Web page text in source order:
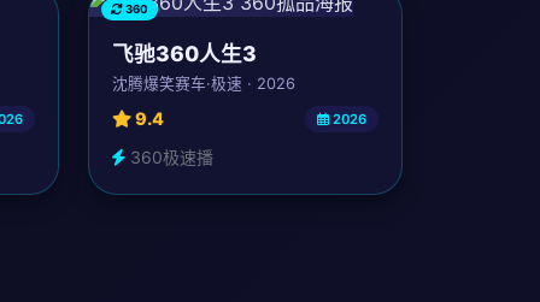
360
飞驰360人生3
沈腾爆笑赛车·极速 · 2026
9.4 2026
360极速播